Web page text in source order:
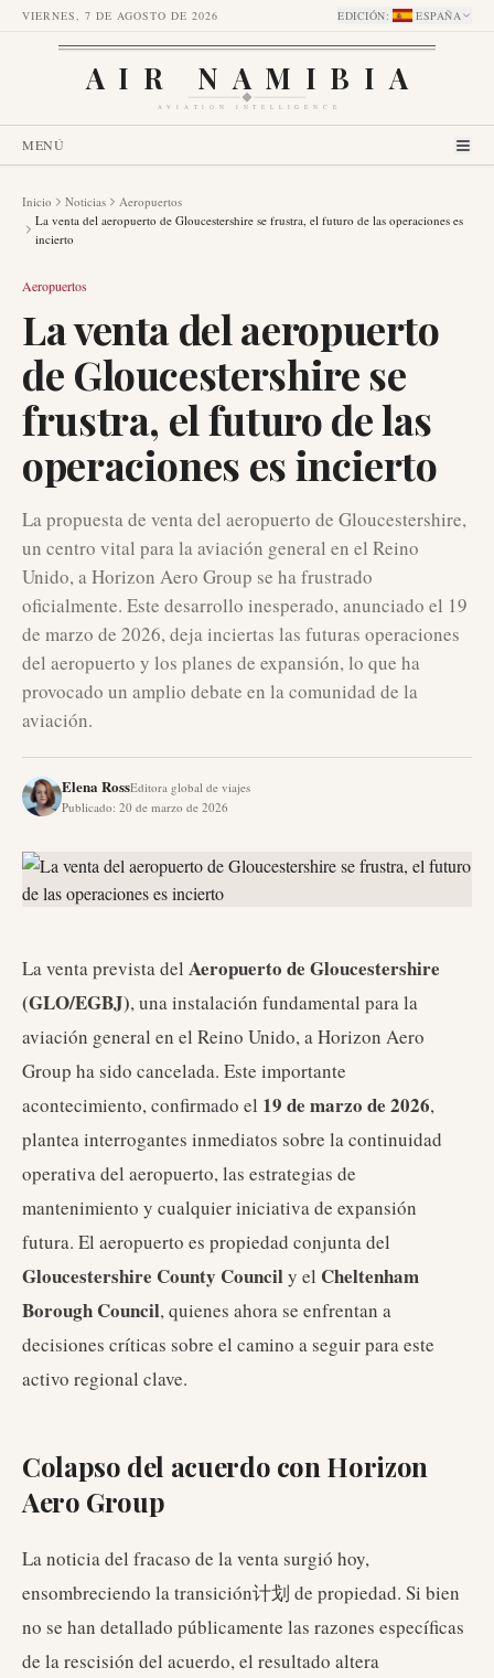
VIERNES, 7 DE AGOSTO DE 2026 EDICIÓN: ESPAÑA
AIR NAMIBIA
AVIATION INTELLIGENCE
MENÚ
Inicio Noticias
Aeropuertos
La venta del aeropuerto de Gloucestershire se frustra, el futuro de las operaciones es
incierto
Aeropuertos
La venta del aeropuerto
de Gloucestershire se
frustra, el futuro de las
operaciones es incierto
La propuesta de venta del aeropuerto de Gloucestershire,
un centro vital para la aviación general en el Reino
Unido, a Horizon Aero Group se ha frustrado
oficialmente. Este desarrollo inesperado, anunciado el 19
de marzo de 2026, deja inciertas las futuras operaciones
del aeropuerto y los planes de expansión, lo que ha
provocado un amplio debate en la comunidad de la
aviación.
Elena RossEditora global de viajes
Publicado: 20 de marzo de 2026
La venta prevista del Aeropuerto de Gloucestershire
(GLO/EGBJ), una instalación fundamental para la
aviación general en el Reino Unido, a Horizon Aero
Group ha sido cancelada. Este importante
acontecimiento, confirmado el 19 de marzo de 2026,
plantea interrogantes inmediatos sobre la continuidad
operativa del aeropuerto, las estrategias de
mantenimiento y cualquier iniciativa de expansión
futura. El aeropuerto es propiedad conjunta del
Gloucestershire County Councily el Cheltenham
Borough Council, quienes ahora se enfrentan a
decisiones críticas sobre el camino a seguir para este
activo regional clave.
Colapso del acuerdo con Horizon
Aero Group
La noticia del fracaso de la venta surgió hoy,
ensombreciendo la transición计划 de propiedad. Si bien
no se han detallado públicamente las razones específicas
de la rescisión del acuerdo, el resultado altera